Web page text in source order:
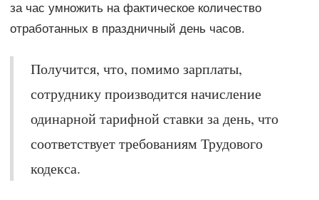
за час умножить на фактическое количество
отработанных в праздничный день часов.
Получится, что, помимо зарплаты,
сотруднику производится начисление
одинарной тарифной ставки за день, что
соответствует требованиям Трудового
кодекса.